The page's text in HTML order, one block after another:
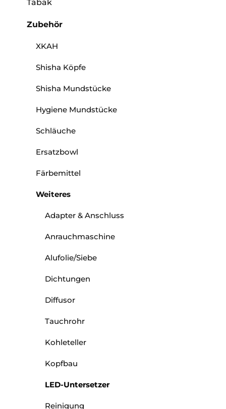
Tabak
Zubehör
XKAH
Shisha Köpfe
Shisha Mundstücke
Hygiene Mundstücke
Schläuche
Ersatzbowl
Färbemittel
Weiteres
Adapter & Anschluss
Anrauchmaschine
Alufolie/Siebe
Dichtungen
Diffusor
Tauchrohr
Kohleteller
Kopfbau
LED-Untersetzer
Reinigung